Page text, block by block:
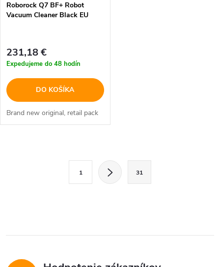
Roborock Q7 BF+ Robot
Vacuum Cleaner Black EU
231,18 €
Expedujeme do 48 hodín
DO KOŠÍKA
Brand new original, retail pack
d
k
v
1 31